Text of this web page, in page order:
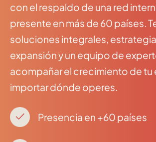
con el respaldo de una red
presente en más de 60 países.
soluciones integrales,
expansión y un equipo de
acompañar el crecimiento de tu
importar dónde operes.
Presencia en +60 países